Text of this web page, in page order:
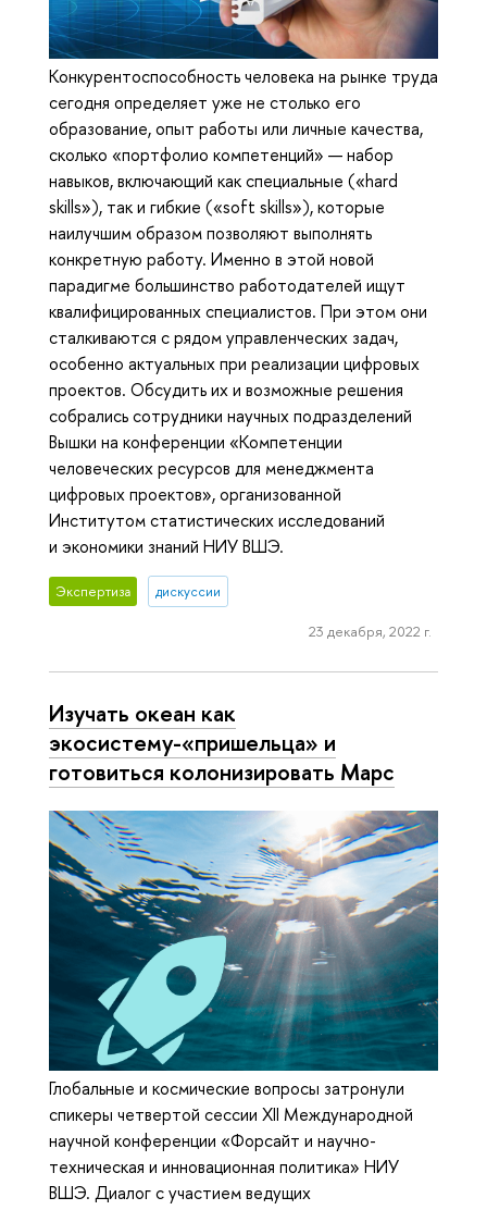
Конкурентоспособность человека на рынке труда
сегодня определяет уже не столько его
образование, опыт работы или личные качества,
сколько «портфолио компетенций» — набор
навыков, включающий как специальные («hard
skills»), так и гибкие («soft skills»), которые
наилучшим образом позволяют выполнять
конкретную работу. Именно в этой новой
парадигме большинство работодателей ищут
квалифицированных специалистов. При этом они
сталкиваются с рядом управленческих задач,
особенно актуальных при реализации цифровых
проектов. Обсудить их и возможные решения
собрались сотрудники научных подразделений
Вышки на конференции «Компетенции
человеческих ресурсов для менеджмента
цифровых проектов», организованной
Институтом статистических исследований
и экономики знаний НИУ ВШЭ.
Экспертиза дискуссии
23 декабря, 2022 г.
Изучать океан как
экосистему-«пришельца» и
готовиться колонизировать Марс
Глобальные и космические вопросы затронули
спикеры четвертой сессии XII Международной
научной конференции «Форсайт и научно-
техническая и инновационная политика» НИУ
ВШЭ. Диалог с участием ведущих